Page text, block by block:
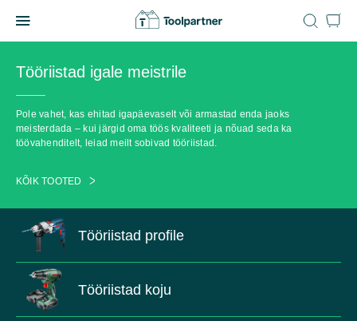
to
Toolpartner
Tööriistad igale meistrile
Pole vahet, kas ehitad igapäevaselt või armastad enda jaoks
meisterdada – kui järgid oma töös kvaliteeti ja nõuad seda ka
töövahenditelt, leiad meilt sobivad tööriistad.
KÕIK TOOTED
Tööriistad profile
Tööriistad koju